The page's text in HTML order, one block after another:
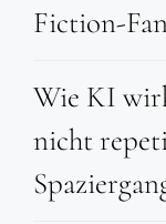
Fiction-
Wie KI
nicht